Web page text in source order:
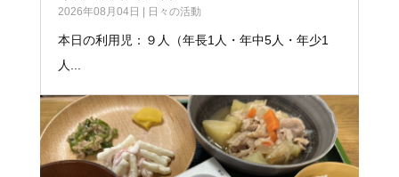
2026年08月04日 日々の活動
本日の利用児：９人（年長1人・年中5人・年少1
人...